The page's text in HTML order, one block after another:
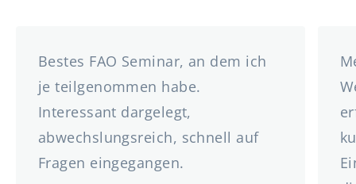
Bestes FAO Seminar, an dem ich
je teilgenommen habe.
Interessant dargelegt,
abwechslungsreich, schnell auf
Fragen eingegangen.